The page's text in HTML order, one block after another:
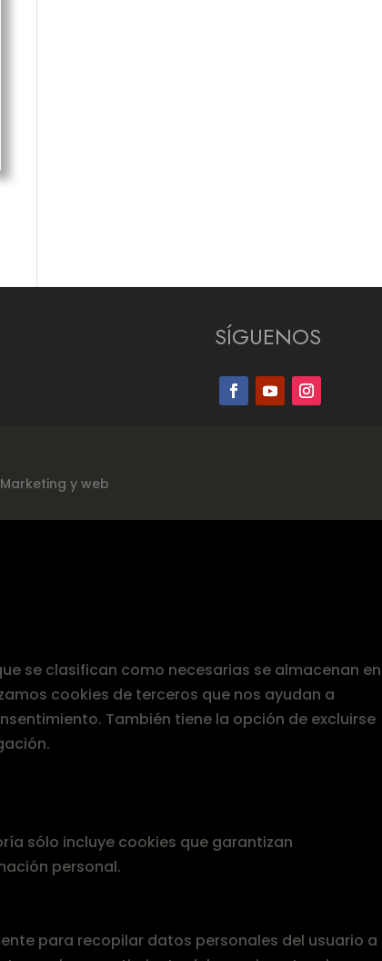
SÍGUENOS
Marketing y web
se clasifican como necesarias se almacenan en
cookies de terceros que nos ayudan a
También tiene la opción de excluirse
sólo incluye cookies que garantizan
personal.
para recopilar datos personales del usuario a